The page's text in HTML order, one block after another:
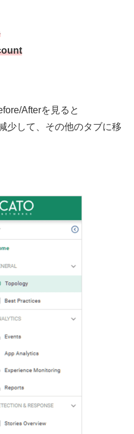
Afterを見ると
少して、その他のタブに移